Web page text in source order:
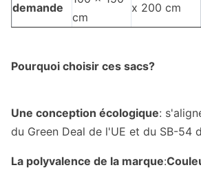
demande
cm
x 200 cm
Pourquoi choisir ces sacs?
Une conception écologique:
du Green Deal de l'UE et du SB-54
La polyvalence de la marque: